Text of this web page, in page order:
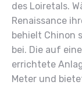
des Loiretals.
Renaissance
behielt Chinon
bei. Die auf
errichtete
Meter und